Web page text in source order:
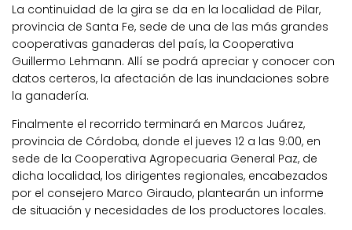
La continuidad de la gira se da en la localidad de Pilar,
provincia de Santa Fe, sede de una de las más grandes
cooperativas ganaderas del país, la Cooperativa
Guillermo Lehmann. Allí se podrá apreciar y conocer con
datos certeros, la afectación de las inundaciones sobre
la ganadería.
Finalmente el recorrido terminará en Marcos Juárez,
provincia de Córdoba, donde el jueves 12 a las 9:00, en
sede de la Cooperativa Agropecuaria General Paz, de
dicha localidad, los dirigentes regionales, encabezados
por el consejero Marco Giraudo, plantearán un informe
de situación y necesidades de los productores locales.